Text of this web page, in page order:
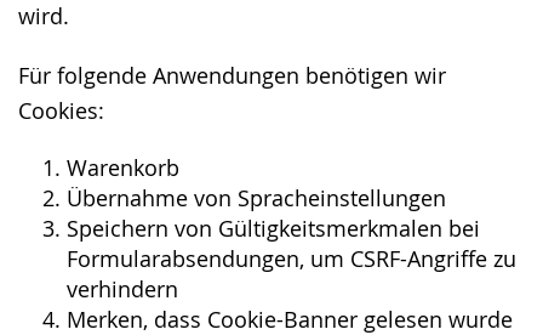
wird.
Für folgende Anwendungen benötigen wir
Cookies:
Warenkorb
Übernahme von Spracheinstellungen
Speichern von Gültigkeitsmerkmalen bei
Formularabsendungen, um CSRF-Angriffe zu
verhindern
Merken, dass Cookie-Banner gelesen wurde